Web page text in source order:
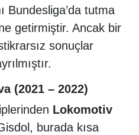
Bundesliga’da tutma
getirmiştir. Ancak bir
sonuçlar
(2021 – 2022)
Lokomotiv
burada kısa